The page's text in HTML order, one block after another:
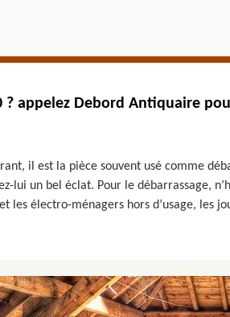
? appelez Debord Antiquaire
il est la pièce souvent usé comme
lui un bel éclat. Pour le débarrassage,
les électro-ménagers hors d’usage, les